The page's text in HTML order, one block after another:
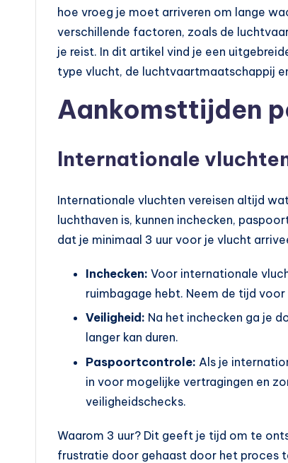
m
rr
hoe vroeg je moet arriveren om lange
verschillende factoren, zoals de
je reist. In dit artikel vind je een
type vlucht, de luchtvaartmaatschappij
Aankomsttijden
Internationale
Internationale vluchten vereisen altijd
luchthaven is, kunnen inchecken,
dat je minimaal 3 uur voor je vlucht
Inchecken: Voor internationale
ruimbagage hebt. Neem de tijd
Veiligheid: Na het inchecken ga je
langer kan duren.
Paspoortcontrole: Als je
in voor mogelijke vertragingen en
veiligheidschecks.
Waarom 3 uur? Dit geeft je tijd om te
frustratie door gehaast door het proces